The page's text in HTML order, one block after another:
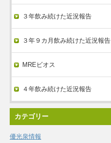
３年飲み続けた近況報告
３年９カ月飲み続けた近況報告
MREビオス
４年飲み続けた近況報告
カテゴリー
優光泉情報